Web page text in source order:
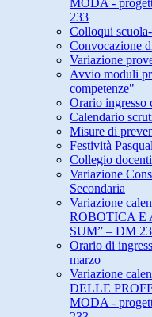
MODA -
233
Colloqui
Convocazione
Variazione
Avvio moduli
competenze"
Orario ingresso
Calendario
Misure di
Festività
Collegio
Variazione
Secondaria
Variazione
ROBOTICA E
SUM” – DM
Orario di
marzo
Variazione
DELLE
MODA -